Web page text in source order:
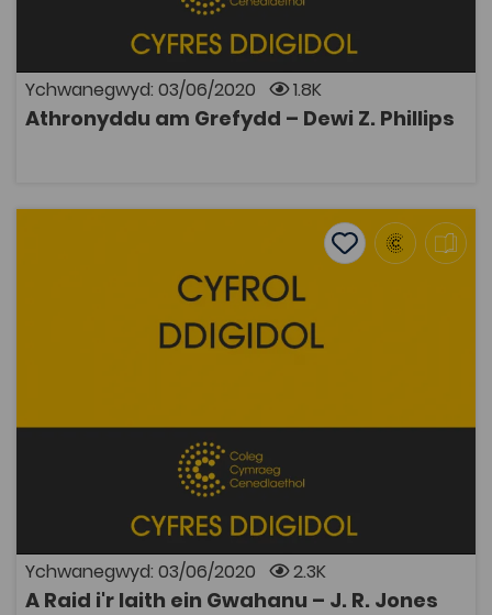
Ychwanegwyd: 03/06/2020 1.8K
Athronyddu am Grefydd – Dewi Z. Phillips
bodolaeth Duw. Trafodir natur yr iaith a geir mewn
credoau crefyddol a'n dealltwriaeth ohoni a thrafodir
theorïau ynglŷn â thragwyddoldeb.
AGOR
A Raid i'r Iaith ein Gwahanu – J. R. Jones
Add to favourites
Ychwanegwyd: 03/06/2020 2.3K
A Raid i'r Iaith ein Gwahanu – J. R. Jones
Add to favourites
A Raid i'r Iaith ein Gwahanu – J. R. Jones
Araith o'r 1960au gan yr athronydd Cymreig J. R. Jones,
am yr hollt rhwng y rhai sy'n siarad Cymraeg a'r di-
Gymraeg yng Nghymru a sut mae cau'r bwlch heb
danseilio'r iaith Gymraeg ei hun. Cyhoeddwyd hefyd
fel rhan o gyfrol